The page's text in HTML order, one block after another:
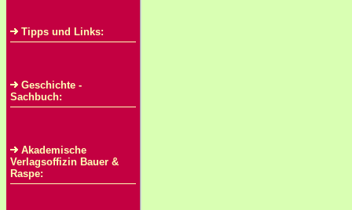
Tipps und Links:
Geschichte -
Sachbuch:
Akademische
Verlagsoffizin Bauer &
Raspe: